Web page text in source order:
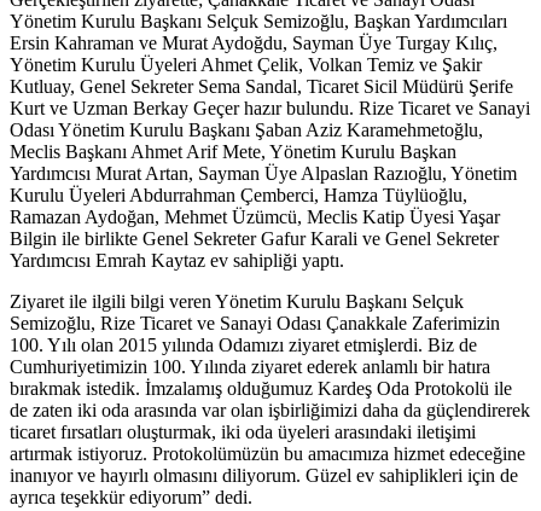
Yönetim Kurulu Başkanı Selçuk Semizoğlu, Başkan Yardımcıları
Ersin Kahraman ve Murat Aydoğdu, Sayman Üye Turgay Kılıç,
Yönetim Kurulu Üyeleri Ahmet Çelik, Volkan Temiz ve Şakir
Kutluay, Genel Sekreter Sema Sandal, Ticaret Sicil Müdürü Şerife
Kurt ve Uzman Berkay Geçer hazır bulundu. Rize Ticaret ve Sanayi
Odası Yönetim Kurulu Başkanı Şaban Aziz Karamehmetoğlu,
Meclis Başkanı Ahmet Arif Mete, Yönetim Kurulu Başkan
Yardımcısı Murat Artan, Sayman Üye Alpaslan Razıoğlu, Yönetim
Kurulu Üyeleri Abdurrahman Çemberci, Hamza Tüylüoğlu,
Ramazan Aydoğan, Mehmet Üzümcü, Meclis Katip Üyesi Yaşar
Bilgin ile birlikte Genel Sekreter Gafur Karali ve Genel Sekreter
Yardımcısı Emrah Kaytaz ev sahipliği yaptı.
Ziyaret ile ilgili bilgi veren Yönetim Kurulu Başkanı Selçuk
Semizoğlu, Rize Ticaret ve Sanayi Odası Çanakkale Zaferimizin
100. Yılı olan 2015 yılında Odamızı ziyaret etmişlerdi. Biz de
Cumhuriyetimizin 100. Yılında ziyaret ederek anlamlı bir hatıra
bırakmak istedik. İmzalamış olduğumuz Kardeş Oda Protokolü ile
de zaten iki oda arasında var olan işbirliğimizi daha da güçlendirerek
ticaret fırsatları oluşturmak, iki oda üyeleri arasındaki iletişimi
artırmak istiyoruz. Protokolümüzün bu amacımıza hizmet edeceğine
inanıyor ve hayırlı olmasını diliyorum. Güzel ev sahiplikleri için de
ayrıca teşekkür ediyorum” dedi.